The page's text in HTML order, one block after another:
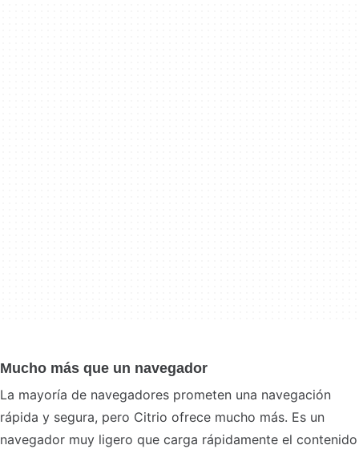
Mucho más que un navegador
La mayoría de navegadores prometen una navegación
rápida y segura, pero Citrio ofrece mucho más. Es un
navegador muy ligero que carga rápidamente el contenido